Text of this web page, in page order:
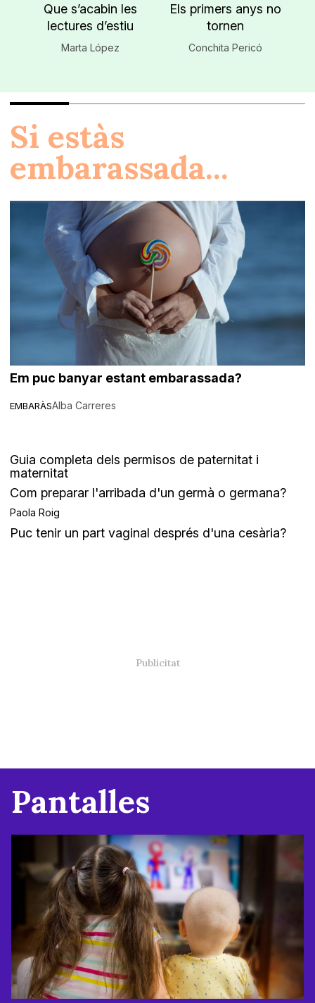
Que s’acabin les
lectures d’estiu
Marta López
Els primers anys no
tornen
Conchita Pericó
Si estàs
embarassada...
EMBARÀS
Em puc banyar estant embarassada?
Alba Carreres
Guia completa dels permisos de paternitat i
maternitat
Com preparar l'arribada d'un germà o germana?
Paola Roig
Puc tenir un part vaginal després d'una cesària?
Pantalles